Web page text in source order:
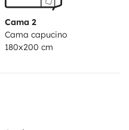
Cama 2
Cama capucino
180x200 cm